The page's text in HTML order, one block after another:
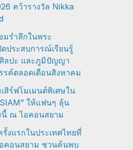
คว้ารางวัล Nikka
รำลึกในพระ
ประสบการณ์เรียนรู้
ลปะ และภูมิปัญญา
รค์ตลอดเดือนสิงหาคม
สิร์ฟโมเมนต์พิเศษใน
ให้แฟนๆ ลุ้น
ณ ไอคอนสยาม
รั้งแรกในประเทศไทยที่
คอนสยาม ชวนค้นพบ